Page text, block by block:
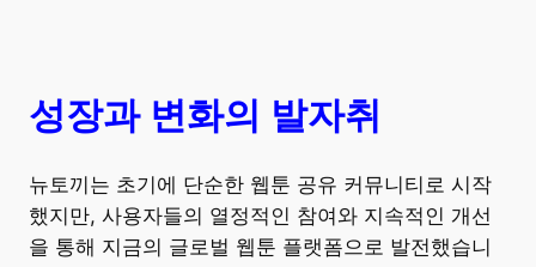
성장과 변화의 발자취
뉴토끼는 초기에 단순한 웹툰 공유 커뮤니티로 시작
했지만, 사용자들의 열정적인 참여와 지속적인 개선
을 통해 지금의 글로벌 웹툰 플랫폼으로 발전했습니